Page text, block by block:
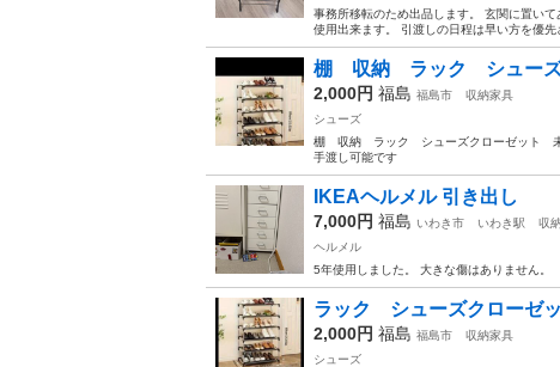
事務所移転のため出品します。 玄関に置い
使用出来ます。 引渡しの日程は早い方を優
棚 収納 ラック シュー
2,000円 福島 福島市
収納家具
シューズ
棚 収納 ラック シューズクローゼット 未
手渡し可能です
IKEAヘルメル 引き出し
7,000円 福島 いわき市 いわき駅
収
ヘルメル
5年使用しました。 大きな傷はありません。
ラック シューズクロー
2,000円 福島 福島市
収納家具
シューズ